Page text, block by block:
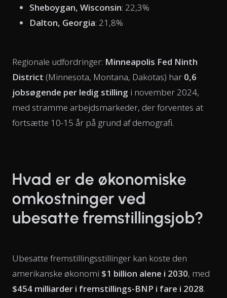
Sheboygan, Wisconsin: 22,3%
Dalton, Georgia: 21,8%
Regionale udfordringer: Minneapolis Fed Ninth
District (Minnesota, Montana, Dakotas) har 0,6
jobsøgende per ledig stilling i november 2024,
med stramme arbejdsmarkeder, der forventes at
fortsætte 10-15 år på grund af demografi.
Hvad er de økonomiske
omkostninger ved
ubesatte fremstillingsjob?
Ubesatte fremstillingsstillinger kan koste den
amerikanske økonomi $1 billion alene i 2030, med
$454 milliarder i fremstillings-BNP i fare i 2028.